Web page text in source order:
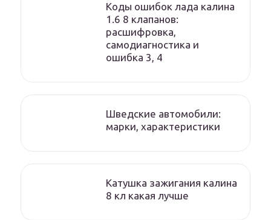
Коды ошибок лада калина
1.6 8 клапанов:
расшифровка,
самодиагностика и
ошибка 3, 4
Шведские автомобили:
марки, характеристики
Катушка зажигания калина
8 кл какая лучше